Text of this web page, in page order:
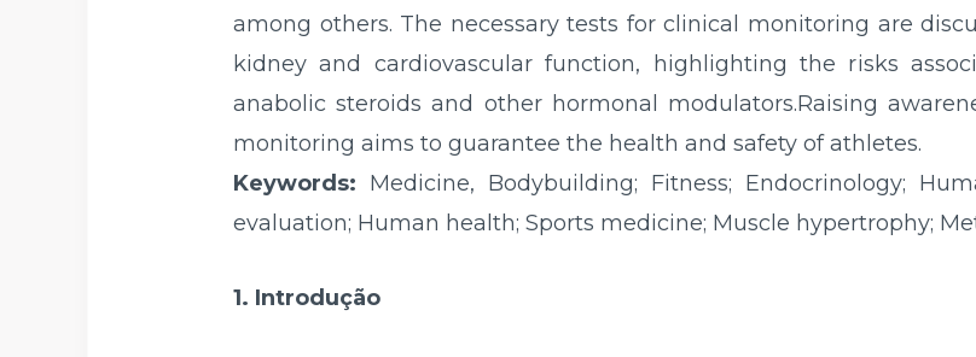
among others. The necessary tests for clinical monitoring are
kidney and cardiovascular function, highlighting the risks
anabolic steroids and other hormonal modulators.Raising
monitoring aims to guarantee the health and safety of athletes.
Keywords: Medicine, Bodybuilding; Fitness; Endocrinology;
evaluation; Human health; Sports medicine; Muscle hypertrophy;
1. Introdução